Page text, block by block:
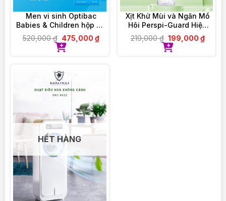
– Cam kết đổi trả, hoàn tiền nếu giao sai, nhầm,
thiếu sản phẩm
– Hỗ trợ tư vấn giải đáp thắc mắc 24/24
———————————
VIOLET PHAM – CHẤT LƯỢNG ĐI CÙNG TÂM
Men vi sinh Optibac
Babies & Children hộp 30
gói
520,000₫ 475,000 ₫
Xịt Khử Mùi và Ngăn Mồ
Hôi Perspi-Guard Hiệu
Quả Tối Ưu 30ml
219,000₫ 199,000 ₫
HẾT HÀNG